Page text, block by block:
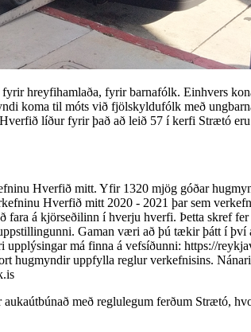
hreyfihamlaða, fyrir barnafólk. Einhvers
koma til móts við fjölskyldufólk með
líður fyrir það að leið 57 í kerfi Strætó
Hverfið mitt. Yfir 1320 mjög góðar
Hverfið mitt 2020 - 2021 þar sem
á kjörseðilinn í hverju hverfi. Þetta skref
Gaman væri að þú tækir þátt í
upplýsingar má finna á vefsíðunni: https://
hugmyndir uppfylla reglur verkefnisins.
með reglulegum ferðum Strætó,